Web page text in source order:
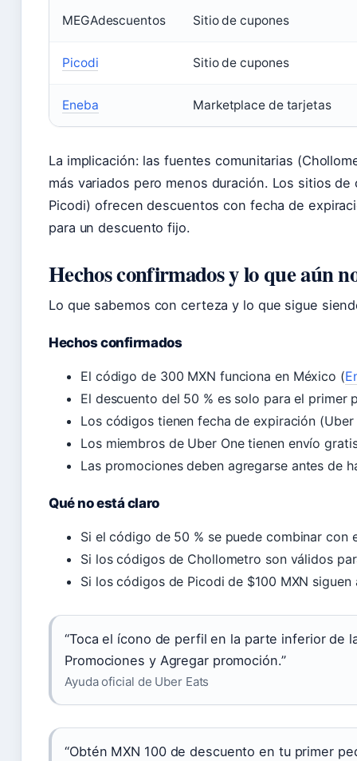
MEGAdescuentos Sitio de cupones
Picodi Sitio de cupones
Eneba Marketplace de tarjetas
La implicación: las fuentes comunitarias
más variados pero menos duración. Los sitios
Picodi) ofrecen descuentos con fecha de
para un descuento fijo.
Hechos confirmados y lo que aún
Lo que sabemos con certeza y lo que sigue
Hechos confirmados
El código de 300 MXN funciona en México (
El descuento del 50 % es solo para el primer
Los códigos tienen fecha de expiración (Uber
Los miembros de Uber One tienen envío
Las promociones deben agregarse antes de
Qué no está claro
Si el código de 50 % se puede combinar con
Si los códigos de Chollometro son válidos
Si los códigos de Picodi de $100 MXN
“Toca el ícono de perfil en la parte inferior de
Promociones y Agregar promoción.”
Ayuda oficial de Uber Eats
“Obtén MXN 100 de descuento en tu primer